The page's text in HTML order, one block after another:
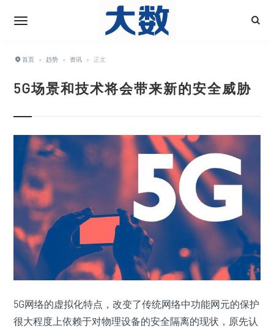
首页 › 趋势 › 资讯 › 正文
5G场景和技术将会带来新的安全威胁
5G网络的虚拟化特点，改变了传统网络中功能网元的保护
很大程度上依赖于对物理设备的安全隔离的现状，原先认